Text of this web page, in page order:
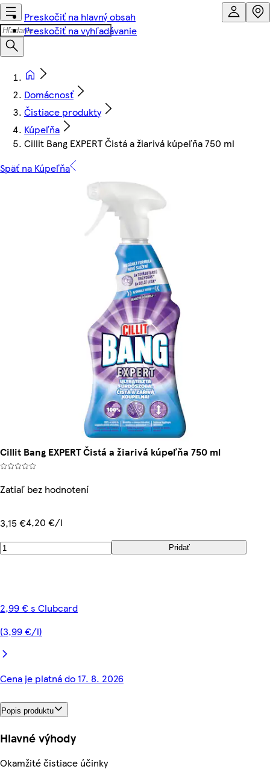
Preskočiť na hlavný obsah
Preskočiť na vyhľadávanie
Domácnosť
Čistiace produkty
Kúpeľňa
Cillit Bang EXPERT Čistá a žiarivá kúpeľňa 750 ml
Späť na Kúpeľňa
Cillit Bang EXPERT Čistá a žiarivá kúpeľňa 750 ml
Zatiaľ bez hodnotení
3,15 €4,20 €/l
Pridať
2,99 € s Clubcard
(3,99 €/l)
Cena je platná do 17. 8. 2026
Popis produktu
Hlavné výhody
Okamžité čistiace účinky